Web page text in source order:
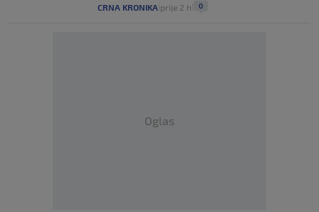
CRNA KRONIKA prije 2 h 0
Oglas